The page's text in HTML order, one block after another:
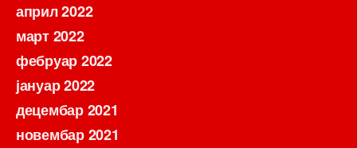
април 2022
март 2022
фебруар 2022
јануар 2022
децембар 2021
новембар 2021